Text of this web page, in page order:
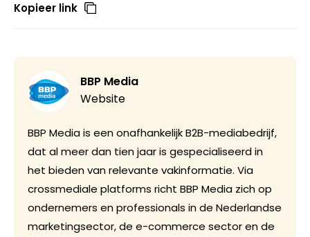
Kopieer link
BBP Media
Website
BBP Media is een onafhankelijk B2B-mediabedrijf,
dat al meer dan tien jaar is gespecialiseerd in
het bieden van relevante vakinformatie. Via
crossmediale platforms richt BBP Media zich op
ondernemers en professionals in de Nederlandse
marketingsector, de e-commerce sector en de